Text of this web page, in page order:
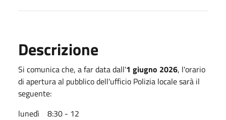
Descrizione
Si comunica che, a far data dall'1 giugno 2026, l'orario
di apertura al pubblico dell'ufficio Polizia locale sarà il
seguente:
lunedì 8:30 - 12